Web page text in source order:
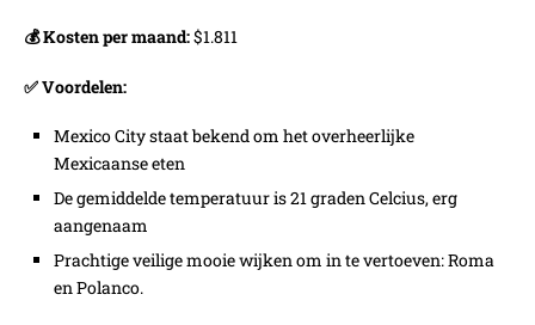
💰 Kosten per maand:$1.811
✅ Voordelen:
Mexico City staat bekend om het overheerlijke
Mexicaanse eten
De gemiddelde temperatuur is 21 graden Celcius, erg
aangenaam
Prachtige veilige mooie wijken om in te vertoeven: Roma
en Polanco.